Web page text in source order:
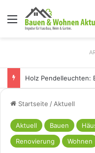
Menü
Startseite / Aktuell
Aktuell Bauen
Renovierung
Wohnen